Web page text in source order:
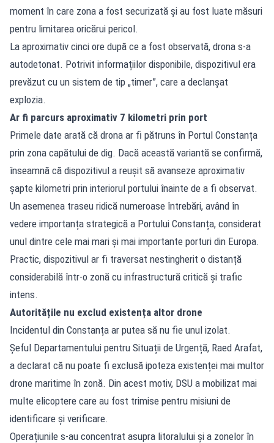
moment în care zona a fost securizată și au fost luate măsuri
pentru limitarea oricărui pericol.
La aproximativ cinci ore după ce a fost observată, drona s-a
autodetonat. Potrivit informațiilor disponibile, dispozitivul era
prevăzut cu un sistem de tip „timer”, care a declanșat
explozia.
Ar fi parcurs aproximativ 7 kilometri prin port
Primele date arată că drona ar fi pătruns în Portul Constanța
prin zona capătului de dig. Dacă această variantă se confirmă,
înseamnă că dispozitivul a reușit să avanseze aproximativ
șapte kilometri prin interiorul portului înainte de a fi observat.
Un asemenea traseu ridică numeroase întrebări, având în
vedere importanța strategică a Portului Constanța, considerat
unul dintre cele mai mari și mai importante porturi din Europa.
Practic, dispozitivul ar fi traversat nestingherit o distanță
considerabilă într-o zonă cu infrastructură critică și trafic
intens.
Autoritățile nu exclud existența altor drone
Incidentul din Constanța ar putea să nu fie unul izolat.
Șeful Departamentului pentru Situații de Urgență, Raed Arafat,
a declarat că nu poate fi exclusă ipoteza existenței mai multor
drone maritime în zonă. Din acest motiv, DSU a mobilizat mai
multe elicoptere care au fost trimise pentru misiuni de
identificare și verificare.
Operațiunile s-au concentrat asupra litoralului și a zonelor în